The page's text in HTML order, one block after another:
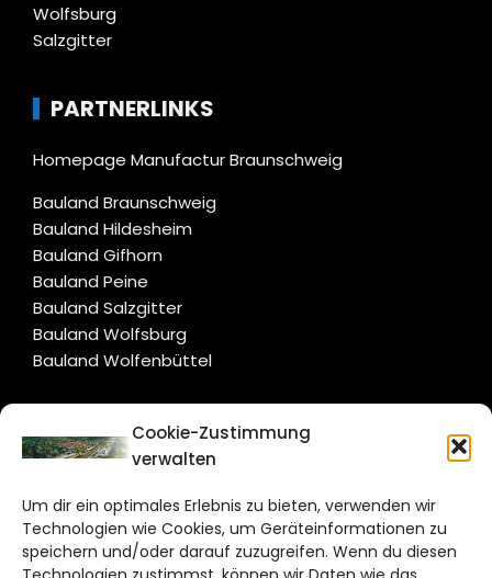
Cookie-Zustimmung
verwalten
Um dir ein optimales Erlebnis zu bieten, verwenden wir
Technologien wie Cookies, um Geräteinformationen zu
speichern und/oder darauf zuzugreifen. Wenn du diesen
Wolfsburg
Salzgitter
PARTNERLINKS
Homepage Manufactur Braunschweig
Bauland Braunschweig
Bauland Hildesheim
Bauland Gifhorn
Bauland Peine
Bauland Salzgitter
Bauland Wolfsburg
Bauland Wolfenbüttel
CITYLIFE!
Bruchtorwall 12
38100 Braunschweig